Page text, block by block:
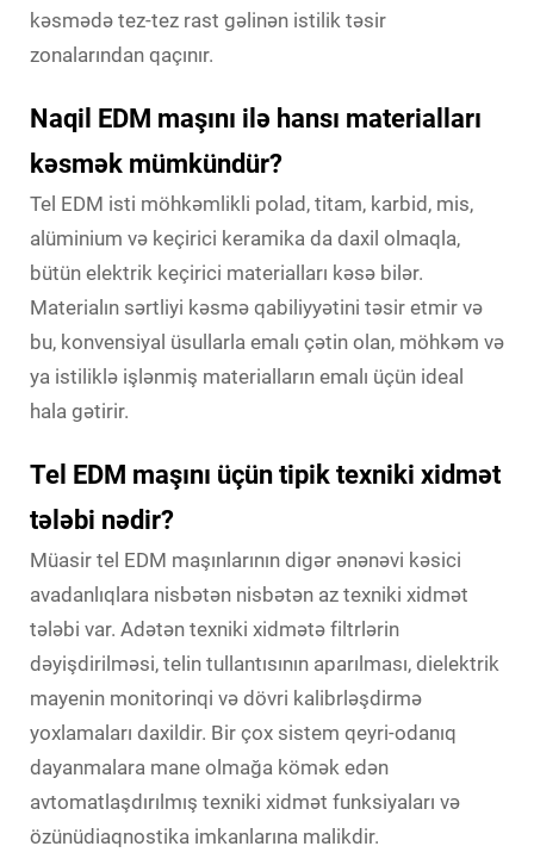
kəsmədə tez-tez rast gəlinən istilik təsir
zonalarından qaçınır.
Naqil EDM maşını ilə hansı materialları
kəsmək mümkündür?
Tel EDM isti möhkəmlikli polad, titam, karbid, mis,
alüminium və keçirici keramika da daxil olmaqla,
bütün elektrik keçirici materialları kəsə bilər.
Materialın sərtliyi kəsmə qabiliyyətini təsir etmir və
bu, konvensiyal üsullarla emalı çətin olan, möhkəm və
ya istiliklə işlənmiş materialların emalı üçün ideal
hala gətirir.
Tel EDM maşını üçün tipik texniki xidmət
tələbi nədir?
Müasir tel EDM maşınlarının digər ənənəvi kəsici
avadanlıqlara nisbətən nisbətən az texniki xidmət
tələbi var. Adətən texniki xidmətə filtrlərin
dəyişdirilməsi, telin tullantısının aparılması, dielektrik
mayenin monitorinqi və dövri kalibrləşdirmə
yoxlamaları daxildir. Bir çox sistem qeyri-odanıq
dayanmalara mane olmağa kömək edən
avtomatlaşdırılmış texniki xidmət funksiyaları və
özünüdiaqnostika imkanlarına malikdir.